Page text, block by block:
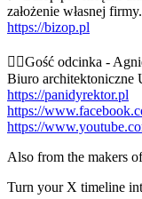
założenie własnej firmy.
https://bizop.pl
🙎‍♂️Gość odcinka -
Biuro architektoniczne
https://panidyrektor.pl
https://
https://
Also from the makers
Turn your X timeline